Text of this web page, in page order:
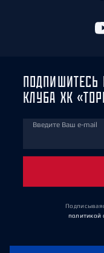
КЛУБА ХК
Введите Ваш e-mail
политикой